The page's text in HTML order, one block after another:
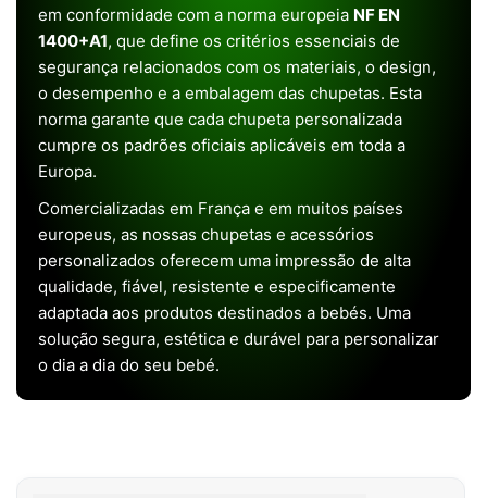
em conformidade com a norma europeia NF EN
1400+A1, que define os critérios essenciais de
segurança relacionados com os materiais, o design,
o desempenho e a embalagem das chupetas. Esta
norma garante que cada chupeta personalizada
cumpre os padrões oficiais aplicáveis em toda a
Europa.
Comercializadas em França e em muitos países
europeus, as nossas chupetas e acessórios
personalizados oferecem uma impressão de alta
qualidade, fiável, resistente e especificamente
adaptada aos produtos destinados a bebés. Uma
solução segura, estética e durável para personalizar
o dia a dia do seu bebé.